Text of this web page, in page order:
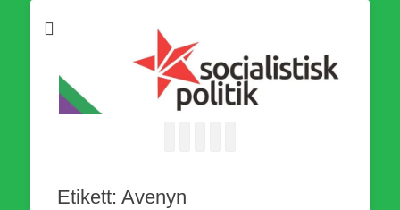
världsomfattande socialistiska Fjärde Internationalen och en viktig
tillgång i kampen för en socialistisk framtid!
Etikett: Avenyn